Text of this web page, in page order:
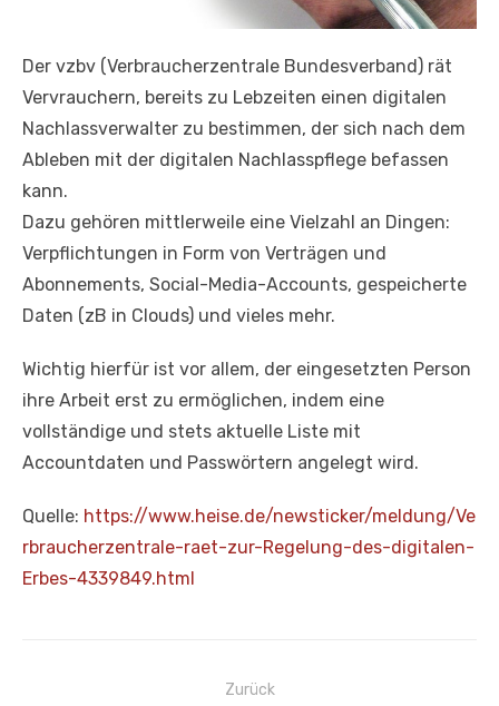
Der vzbv (Verbraucherzentrale Bundesverband) rät
Vervrauchern, bereits zu Lebzeiten einen digitalen
Nachlassverwalter zu bestimmen, der sich nach dem
Ableben mit der digitalen Nachlasspflege befassen
kann.
Dazu gehören mittlerweile eine Vielzahl an Dingen:
Verpflichtungen in Form von Verträgen und
Abonnements, Social-Media-Accounts, gespeicherte
Daten (zB in Clouds) und vieles mehr.
Wichtig hierfür ist vor allem, der eingesetzten Person
ihre Arbeit erst zu ermöglichen, indem eine
vollständige und stets aktuelle Liste mit
Accountdaten und Passwörtern angelegt wird.
Quelle: https://www.heise.de/newsticker/meldung/Ve
rbraucherzentrale-raet-zur-Regelung-des-digitalen-
Erbes-4339849.html
Beitragsnavigation
Zurück